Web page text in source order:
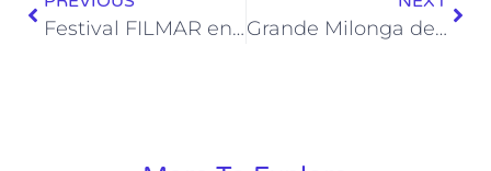
Festival FILMAR en América Latina 2017 Grande Milonga de Mai